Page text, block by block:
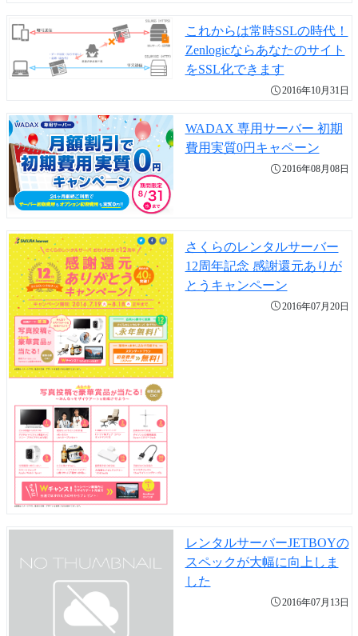
これからは常時SSLの時代！
Zenlogicならあなたのサイト
をSSL化できます
2016年10月31日
WADAX 専用サーバー 初期
費用実質0円キャペーン
2016年08月08日
さくらのレンタルサーバー
12周年記念 感謝還元ありが
とうキャンペーン
2016年07月20日
レンタルサーバーJETBOYの
スペックが大幅に向上しま
した
2016年07月13日